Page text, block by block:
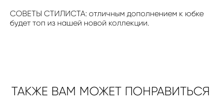
СОВЕТЫ СТИЛИСТА: отличным дополнением к юбке
будет топ из нашей новой коллекции.
ТАКЖЕ ВАМ МОЖЕТ ПОНРАВИТЬСЯ